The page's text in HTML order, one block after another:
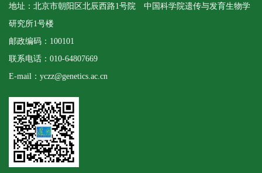
地址：北京市朝阳区北辰西路1号院 中国科学院遗传与发育生物学
研究所1号楼
邮政编码：100101
联系电话：010-64807669
E-mail：yczz@genetics.ac.cn